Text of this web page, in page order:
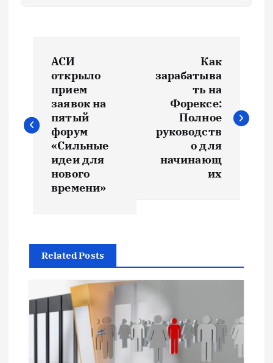
в
и
и
п
АСИ
открыло
прием
заявок на
пятый
форум
«Сильные
идеи для
нового
времени»
Как
зарабатыва
ть на
Форексе:
Полное
руководств
о для
начинающ
их
Related Posts